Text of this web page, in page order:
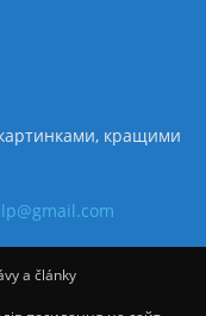
кращими
a články